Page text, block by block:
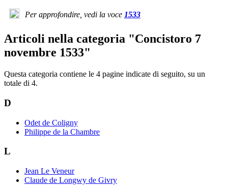
Per approfondire, vedi la voce 1533
Articoli nella categoria "Concistoro 7
novembre 1533"
Questa categoria contiene le 4 pagine indicate di seguito, su un
totale di 4.
D
Odet de Coligny
Philippe de la Chambre
L
Jean Le Veneur
Claude de Longwy de Givry